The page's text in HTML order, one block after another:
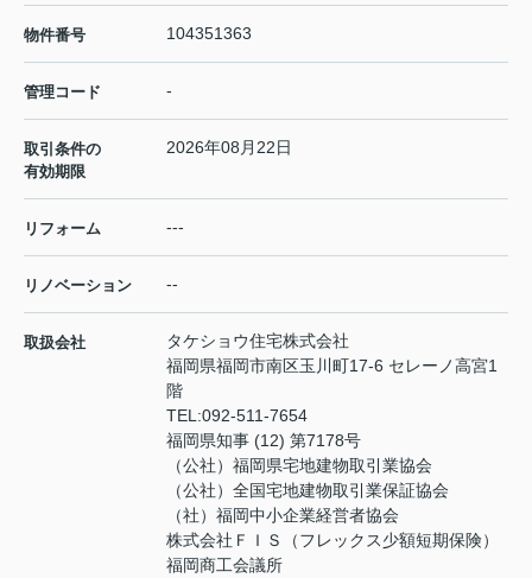
物件番号 104351363
管理コード -
取引条件の
有効期限
2026年08月22日
リフォーム ---
リノベーション --
取扱会社
タケショウ住宅株式会社
福岡県福岡市南区玉川町17-6 セレーノ高宮1
階
TEL:092-511-7654
福岡県知事 (12) 第7178号
（公社）福岡県宅地建物取引業協会
（公社）全国宅地建物取引業保証協会
（社）福岡中小企業経営者協会
株式会社ＦＩＳ（フレックス少額短期保険）
福岡商工会議所